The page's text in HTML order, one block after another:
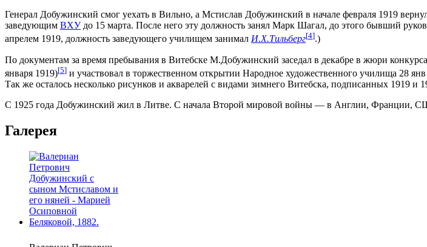
Генерал Добужинский смог уехать в Вильно, а Мстислав Добужинский в начале февраля 1919
заведующим ВХУдо 15 марта. После него эту должность занял Марк Шагал, до этого бывший
апрелем 1919, должность заведующего училищем занимал И.Х.Тильберг[4].)
По документам за время пребывания в Витебске М.Добужинский заседал в декабре в жюри
января 1919)[5] и участвовал в торжественном открытии Народное художественного училища 28 янв
Так же осталось несколько рисунков и акварелей с видами зимнего Витебска, подписанных 1919 и
С 1925 года Добужинский жил в Литве. С начала Второй мировой войны — в Англии, Франции,
Галерея